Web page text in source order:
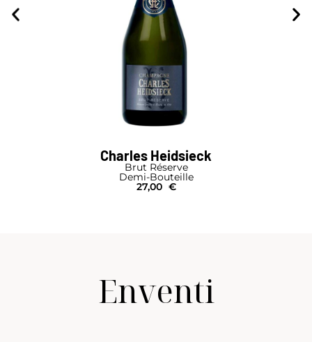
Charles Heidsieck
Brut Réserve
Demi-Bouteille
27,00 €
Enventi